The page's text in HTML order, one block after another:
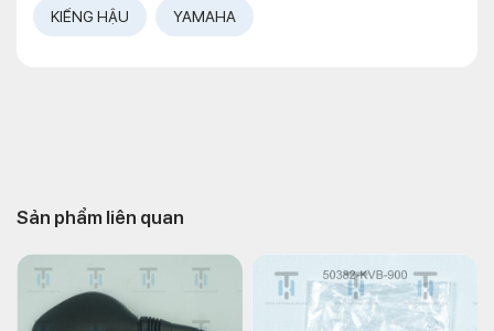
KIẾNG HẬU YAMAHA
Sản phẩm liên quan